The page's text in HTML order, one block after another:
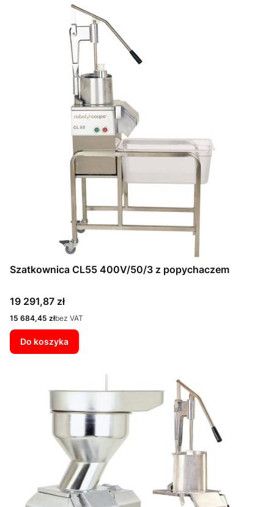
Szatkownica CL55 400V/50/3 z popychaczem
Cena
19 291,87 zł
Cena
15 684,45 złbez VAT
Do koszyka